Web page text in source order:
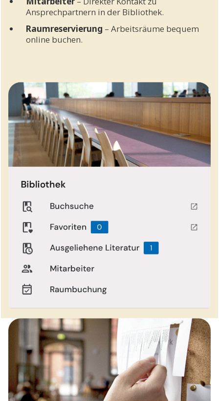
Ansprechpartnern in der Bibliothek.
Raumreservierung – Arbeitsräume bequem
online buchen.